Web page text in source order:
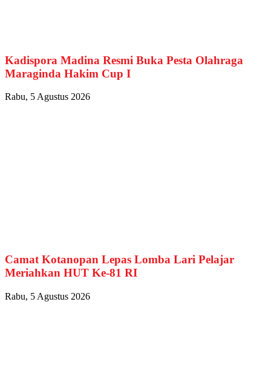
Kadispora Madina Resmi Buka Pesta Olahraga
Maraginda Hakim Cup I
Rabu, 5 Agustus 2026
Camat Kotanopan Lepas Lomba Lari Pelajar
Meriahkan HUT Ke-81 RI
Rabu, 5 Agustus 2026